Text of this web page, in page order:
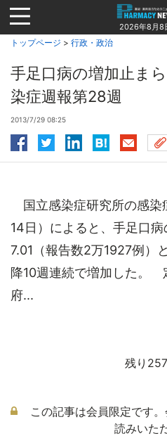
Jump
to
navigation
2026年8月8
トップページ > 行政・政治
手足口病の増加止
染症週報第28週
2013/7/29 08:25
国立感染症研究所の感染
14日）によると、手足口
7.01（報告数2万1927例）
降10週連続で増加した。
府...
残り
この記事は会員限定です
読みいた